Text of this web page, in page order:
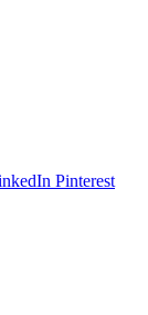
Pinterest